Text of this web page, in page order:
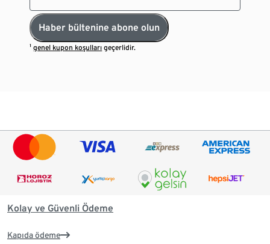
Haber bültenine abone olun
¹genel kupon koşulları geçerlidir.
Kolay ve Güvenli Ödeme
Kapıda ödeme